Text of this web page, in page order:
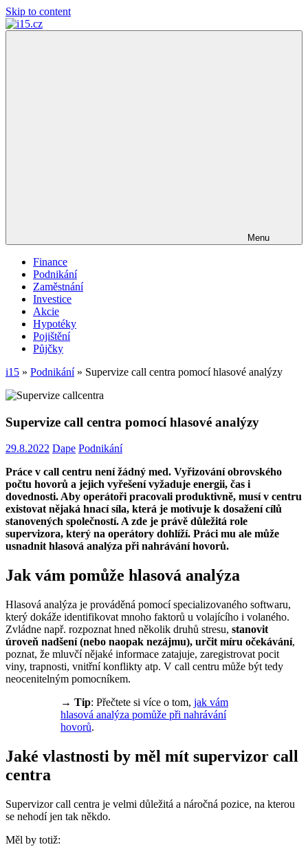
Skip to content
Menu
Finance
Podnikání
Zaměstnání
Investice
Akcie
Hypotéky
Pojištění
Půjčky
i15 » Podnikání» Supervize call centra pomocí hlasové analýzy
Supervize call centra pomocí hlasové analýzy
29.8.2022 Dape Podnikání
Práce v call centru není žádný med. Vyřizování obrovského
počtu hovorů a jejich vyřešení vyžaduje energii, čas i
dovednosti. Aby operátoři pracovali produktivně, musí v centru
existovat nějaká hnací síla, která je motivuje k dosažení cílů
stanovených společností. A zde je právě důležitá role
supervizora, který na operátory dohlíží. Práci mu ale může
usnadnit hlasová analýza přinahrávání hovorů.
Jak vám pomůže hlasová analýza
Hlasová analýza je prováděná pomocí specializovaného softwaru,
který dokáže identifikovat mnoho faktorů u volajícího i volaného.
Zvládne např. rozpoznat hned několik druhů stresu, stanovit
úroveň nadšení (nebo naopak nezájmu), určit míru očekávání,
poznat, že mluvčí nějaké informace zatajuje, zaregistrovat pocit
viny, trapnosti, vnitřní konflikty atp. V call centru může být tedy
neocenitelným pomocníkem.
→ Tip: Přečtete si více o tom, jak vám
hlasová analýza pomůže při nahrávání
hovorů.
Jaké vlastnosti by měl mít supervizor call
centra
Supervizor call centra je velmi důležitá a náročná pozice, na kterou
se nehodí jen tak někdo.
Měl by totiž: